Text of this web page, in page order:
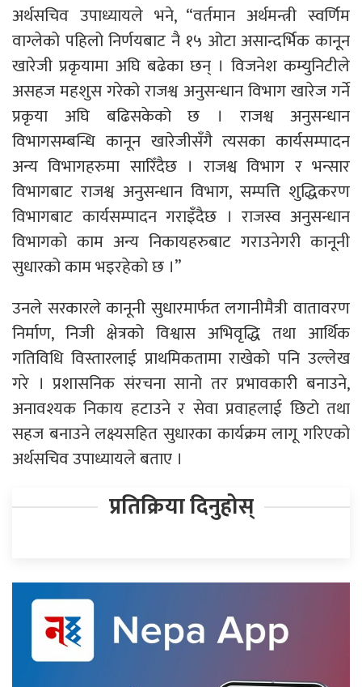
अर्थसचिव उपाध्यायले भने, “वर्तमान अर्थमन्त्री स्वर्णिम
वाग्लेको पहिलो निर्णयबाट नै १५ ओटा असान्दर्भिक कानून
खारेजी प्रकृयामा अघि बढेका छन् । विजनेश कम्युनिटीले
असहज महशुस गरेको राजश्व अनुसन्धान विभाग खारेज गर्ने
प्रकृया अघि बढिसकेको छ । राजश्व अनुसन्धान
विभागसम्बन्धि कानून खारेजीसँगै त्यसका कार्यसम्पादन
अन्य विभागहरुमा सारिँदैछ । राजश्व विभाग र भन्सार
विभागबाट राजश्व अनुसन्धान विभाग, सम्पत्ति शुद्धिकरण
विभागबाट कार्यसम्पादन गराइँदैछ । राजस्व अनुसन्धान
विभागको काम अन्य निकायहरुबाट गराउनेगरी कानूनी
सुधारको काम भइरहेको छ ।”
उनले सरकारले कानूनी सुधारमार्फत लगानीमैत्री वातावरण
निर्माण, निजी क्षेत्रको विश्वास अभिवृद्धि तथा आर्थिक
गतिविधि विस्तारलाई प्राथमिकतामा राखेको पनि उल्लेख
गरे । प्रशासनिक संरचना सानो तर प्रभावकारी बनाउने,
अनावश्यक निकाय हटाउने र सेवा प्रवाहलाई छिटो तथा
सहज बनाउने लक्ष्यसहित सुधारका कार्यक्रम लागू गरिएको
अर्थसचिव उपाध्यायले बताए ।
प्रतिक्रिया दिनुहोस्